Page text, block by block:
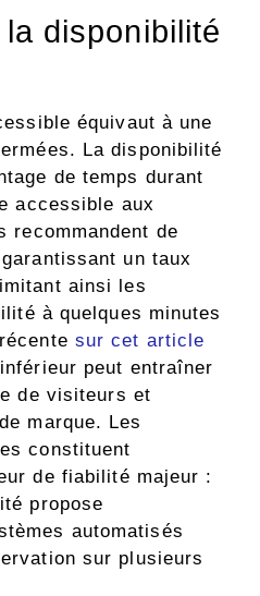
disponibilité
équivaut à une
La disponibilité
de temps durant
accessible aux
recommandent de
un taux
ainsi les
à quelques minutes
sur cet article
peut entraîner
de visiteurs et
marque. Les
constituent
de fiabilité majeur :
propose
automatisés
sur plusieurs